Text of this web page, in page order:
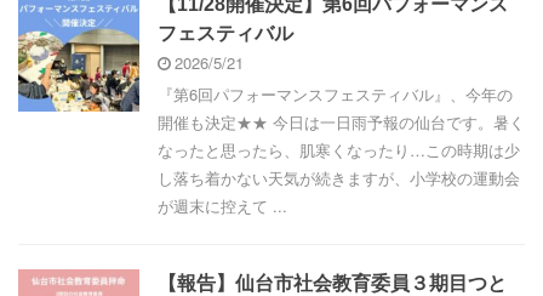
【11/28開催決定】第6回パフォーマンス
フェスティバル
2026/5/21
『第6回パフォーマンスフェスティバル』、今年の
開催も決定★★ 今日は一日雨予報の仙台です。暑く
なったと思ったら、肌寒くなったり…この時期は少
し落ち着かない天気が続きますが、小学校の運動会
が週末に控えて ...
【報告】仙台市社会教育委員３期目つと